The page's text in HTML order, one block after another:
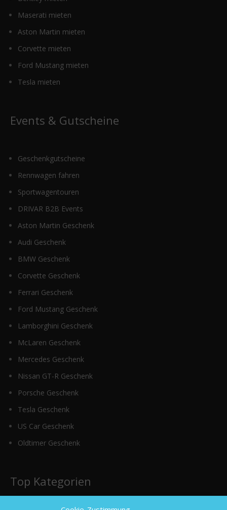
Maserati mieten
Aston Martin mieten
Corvette mieten
Ford Mustang mieten
Tesla mieten
Events & Gutscheine
Geschenkgutscheine
Rennwagen fahren
Sportwagentouren
DRIVAR B2B Events
Aston Martin Geschenk
Audi Geschenk
BMW Geschenk
Corvette Geschenk
Ferrari Geschenk
Ford Mustang Geschenk
Lamborghini Geschenk
McLaren Geschenk
Mercedes Geschenk
Nissan GT-R Geschenk
Porsche Geschenk
Tesla Geschenk
US Car Geschenk
Oldtimer Geschenk
Top Kategorien